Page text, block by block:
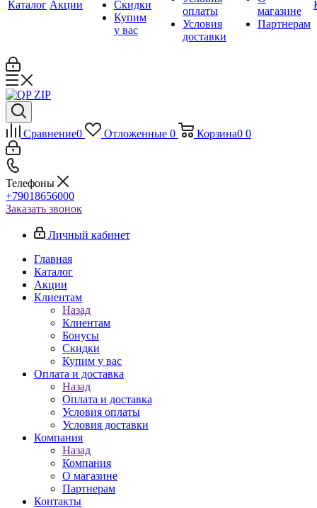
Каталог Акции
Скидки
Купим
у вас
оплаты
Условия
доставки
магазине
Партнерам
Сравнение0 Отложенные 0 Корзина0 0
Телефоны
+79018656000
Заказать звонок
Личный кабинет
Главная
Каталог
Акции
Клиентам
Назад
Клиентам
Бонусы
Скидки
Купим у вас
Оплата и доставка
Назад
Оплата и доставка
Условия оплаты
Условия доставки
Компания
Назад
Компания
О магазине
Партнерам
Контакты